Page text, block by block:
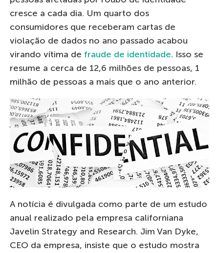
cresce a cada dia. Um quarto dos
consumidores que receberam cartas de
violação de dados no ano passado acabou
virando vítima de fraude de identidade. Isso se
resume a cerca de 12,6 milhões de pessoas, 1
milhão de pessoas a mais que o ano anterior.
A notícia é divulgada como parte de um estudo
anual realizado pela empresa californiana
Javelin Strategy and Research. Jim Van Dyke,
CEO da empresa, insiste que o estudo mostra